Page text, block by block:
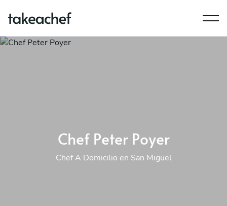
Chef Peter Poyer
Chef A Domicilio en San Miguel